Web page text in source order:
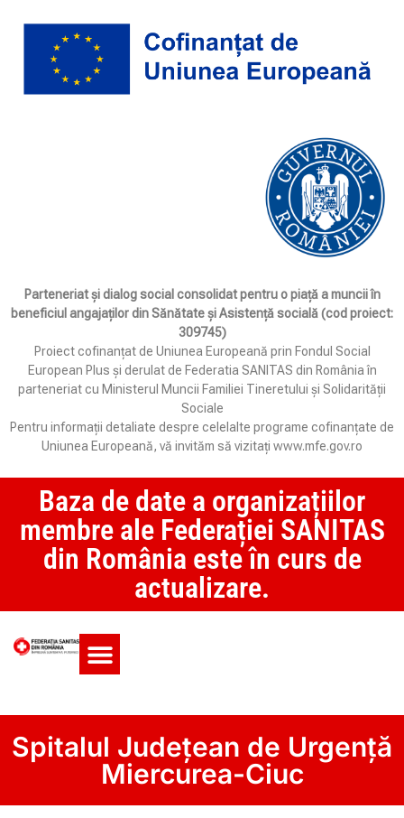
Parteneriat și dialog social consolidat pentru o piață a muncii în
beneficiul angajaților din Sănătate și Asistență socială (cod proiect:
309745)
Proiect cofinanțat de Uniunea Europeană prin Fondul Social
European Plus și derulat de Federatia SANITAS din România în
parteneriat cu Ministerul Muncii Familiei Tineretului și Solidarității
Sociale
Pentru informații detaliate despre celelalte programe cofinanțate de
Uniunea Europeană, vă invităm să vizitați www.mfe.gov.ro
Baza de date a organizațiilor
membre ale Federației SANITAS
din România este în curs de
actualizare.
Spitalul Județean de Urgență
Miercurea-Ciuc